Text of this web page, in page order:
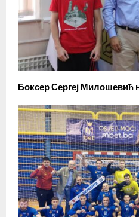
Боксер Сергеј Милошевић